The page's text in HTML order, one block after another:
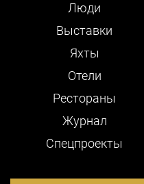
Люди
Выставки
Яхты
Отели
Рестораны
Журнал
Cпецпроекты